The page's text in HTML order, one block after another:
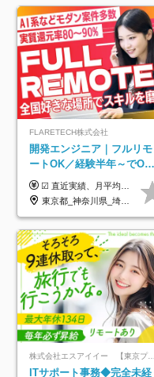
FLARETECH株式会社
開発エンジニア｜フルリモ
ートOK／経験半年～でOK
／実質還元率80～90%／前
給保証／AI系など最先端案
件多数
☑︎ 直近実績、月平均17,000円の昇給 ☑︎ 前職給与100%保証 ☑︎ 実質還元率80～90% ☑︎ 待機時も給与は満額支給 月給35万円～70万円＋交通費など各種手当 ※想定年収：4,200,000円～10,560,000円 ※経験・能力等を考慮の上で決定します。 ※上記金額には、みなし残業手当（50時間分・104,000円～212,000円）を含みます。超過分は別途追加支給します。 ┗残業時間は月平均10時間、多い時でも20時間程度と安定しております ★単価連動型の給与体系ではないため、万が一待機になってもその間の給与は満額支給しています。 ＜1年間の昇給事例をご紹介！＞ ・20代/フロントエンドエンジニア：月給274,000円→月給362,000円（＋88,000円/月） ・20代/iOSエンジニア：月給237,000円→月給287,000円（＋50,000円/月） ・20代/Androidエンジニア：月給316,000円→月給374,000円（＋58,000円/月） ・30代/Javaエンジニア（上流）：月給340,000円→月給418,000円（＋78,000円/月） ・30代/PMO：月給340,000円→月給418,000円（＋78,000円/月）
東京都_神奈川県_埼玉県_千葉県_大阪府_愛知県_北海道_青森県_岩手県_宮城県_秋田県_山形県_福島県_茨城県_栃木県_群馬県_新潟県_山梨県_長野県_富山県_石川県_福井県_静岡県_岐阜県_三重県_兵庫県_京都府_滋賀県_奈良県_和歌山県_広島県_岡山県_鳥取県_島根県_山口県_徳島県_香川県_愛媛県_高知県_福岡県_熊本県_佐賀県_長崎県_大分県_宮崎県_鹿児島県_沖縄県
株式会社エスアイイー 【東京プロマーケット上場】
ITサポート事務◆完全未経